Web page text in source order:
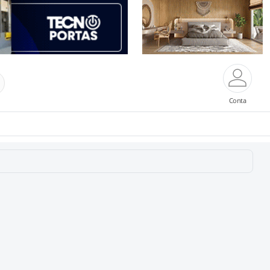
Conta